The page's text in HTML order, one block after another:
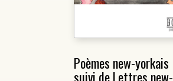
Poèmes new-yorkais
suivi de Lettres new-